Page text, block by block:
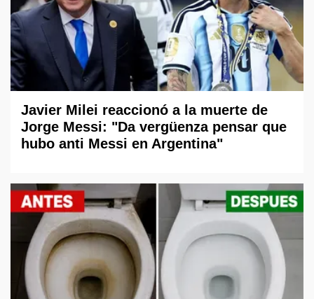
Javier Milei reaccionó a la muerte de
Jorge Messi: "Da vergüenza pensar que
hubo anti Messi en Argentina"